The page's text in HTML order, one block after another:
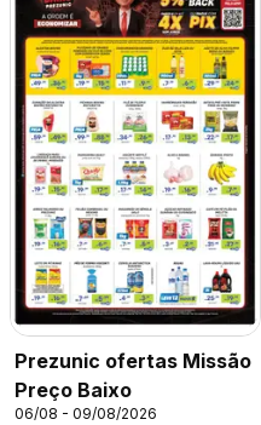
Prezunic ofertas Missão
Preço Baixo
06/08 - 09/08/2026